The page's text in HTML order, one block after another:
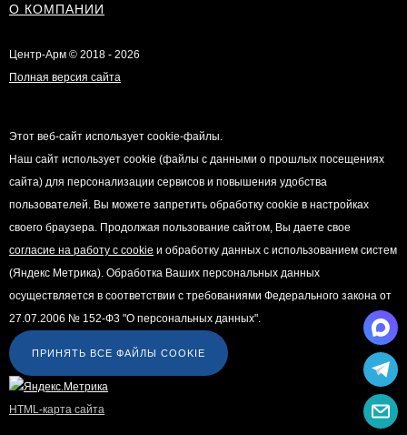
О КОМПАНИИ
Центр-Арм © 2018 - 2026
Полная версия сайта
Этот веб-сайт использует cookie-файлы.
Наш сайт использует cookie (файлы с данными о прошлых посещениях
сайта) для персонализации сервисов и повышения удобства
пользователей. Вы можете запретить обработку cookie в настройках
своего браузера. Продолжая пользование сайтом, Вы даете свое
согласие на работу с cookie и обработку данных с использованием систем
(Яндекс Метрика). Обработка Ваших персональных данных
осуществляется в соответствии с требованиями Федерального закона от
27.07.2006 № 152-Ф3 "О персональных данных".
ПРИНЯТЬ ВСЕ ФАЙЛЫ COOKIE
HTML-карта сайта